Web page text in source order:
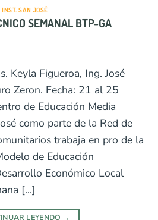
INST. SAN JOSÉ
SEMANAL BTP-GA
Keyla Figueroa, Ing. José
Zeron. Fecha: 21 al 25
de Educación Media
como parte de la Red de
trabaja en pro de la
de Educación
Económico Local
[…]
LEYENDO →